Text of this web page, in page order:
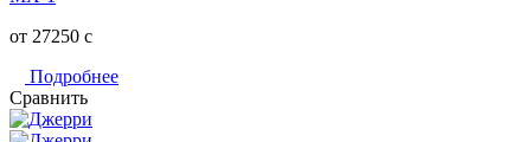
от 27250 c
Подробнее
Сравнить